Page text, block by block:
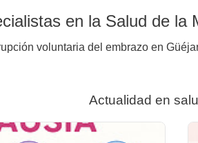
en la Salud de la
voluntaria del embrazo en
Actualidad en